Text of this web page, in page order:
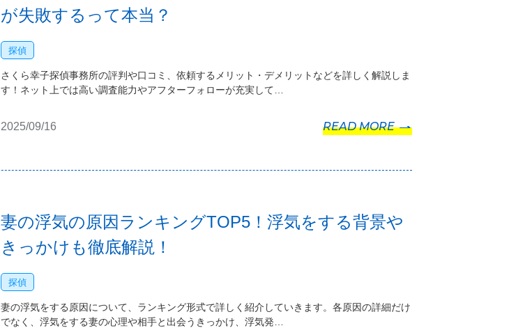
が失敗するって本当？
探偵
さくら幸子探偵事務所の評判や口コミ、依頼するメリット・デメリットなどを詳しく解説しま
す！ネット上では高い調査能力やアフターフォローが充実して…
2025/09/16 READ MORE
妻の浮気の原因ランキングTOP5！浮気をする背景や
きっかけも徹底解説！
探偵
妻の浮気をする原因について、ランキング形式で詳しく紹介していきます。各原因の詳細だけ
でなく、浮気をする妻の心理や相手と出会うきっかけ、浮気発…